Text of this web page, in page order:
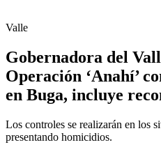
Valle
Gobernadora del
Operación ‘Anahí’
en Buga, incluye
Los controles se realizarán en los
presentando homicidios.